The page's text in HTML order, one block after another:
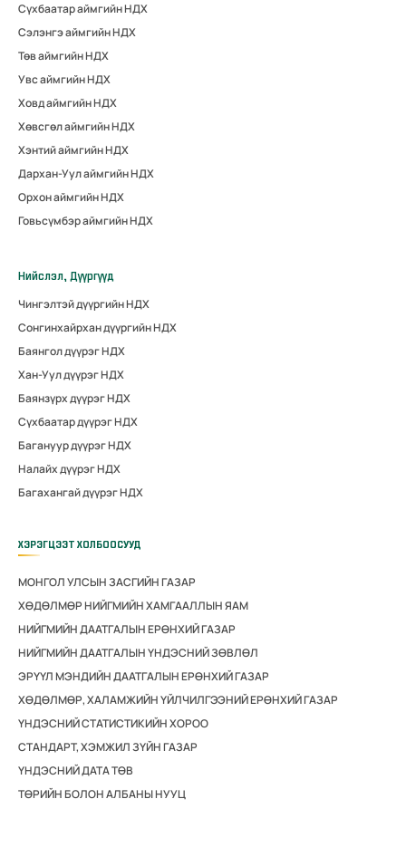
Сүхбаатар аймгийн НДХ
Сэлэнгэ аймгийн НДХ
Төв аймгийн НДХ
Увс аймгийн НДХ
Ховд аймгийн НДХ
Хөвсгөл аймгийн НДХ
Хэнтий аймгийн НДХ
Дархан-Уул аймгийн НДХ
Орхон аймгийн НДХ
Говьсүмбэр аймгийн НДХ
Нийслэл, Дүүргүүд
Чингэлтэй дүүргийн НДХ
Сонгинхайрхан дүүргийн НДХ
Баянгол дүүрэг НДХ
Хан-Уул дүүрэг НДХ
Баянзүрх дүүрэг НДХ
Сүхбаатар дүүрэг НДХ
Багануур дүүрэг НДХ
Налайх дүүрэг НДХ
Багахангай дүүрэг НДХ
ХЭРЭГЦЭЭТ ХОЛБООСУУД
МОНГОЛ УЛСЫН ЗАСГИЙН ГАЗАР
ХӨДӨЛМӨР НИЙГМИЙН ХАМГААЛЛЫН ЯАМ
НИЙГМИЙН ДААТГАЛЫН ЕРӨНХИЙ ГАЗАР
НИЙГМИЙН ДААТГАЛЫН ҮНДЭСНИЙ ЗӨВЛӨЛ
ЭРҮҮЛ МЭНДИЙН ДААТГАЛЫН ЕРӨНХИЙ ГАЗАР
ХӨДӨЛМӨР, ХАЛАМЖИЙН ҮЙЛЧИЛГЭЭНИЙ ЕРӨНХИЙ ГАЗАР
ҮНДЭСНИЙ СТАТИСТИКИЙН ХОРОО
СТАНДАРТ, ХЭМЖИЛ ЗҮЙН ГАЗАР
ҮНДЭСНИЙ ДАТА ТӨВ
ТӨРИЙН БОЛОН АЛБАНЫ НУУЦ